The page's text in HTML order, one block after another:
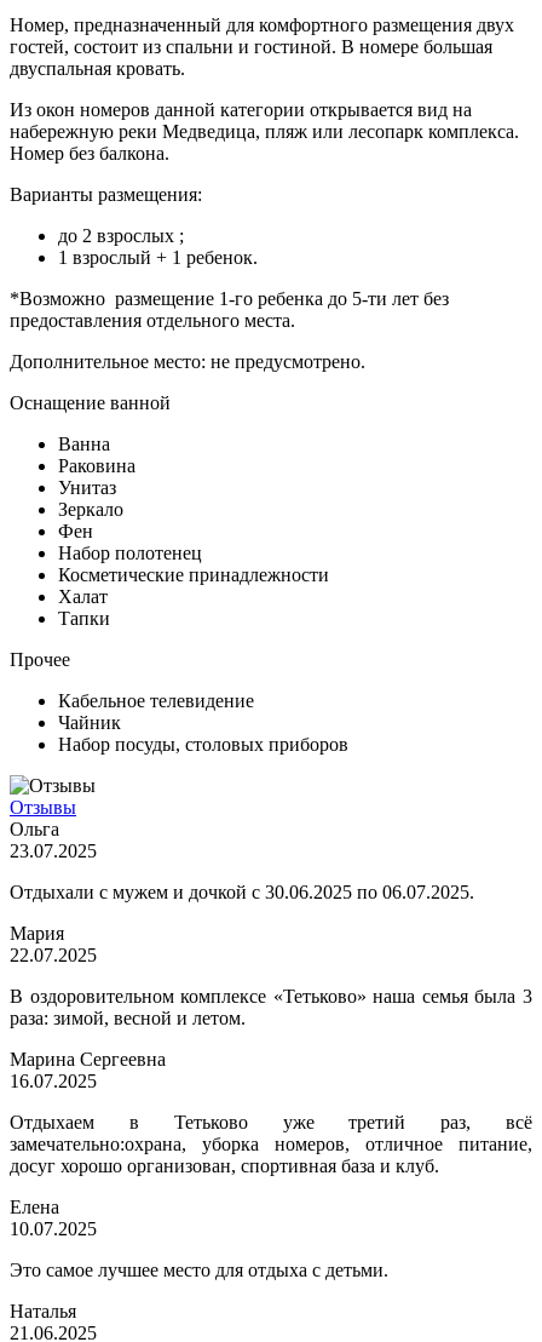
Номер, предназначенный для комфортного размещения двух
гостей, состоит из спальни и гостиной. В номере большая
двуспальная кровать.
Из окон номеров данной категории открывается вид на
набережную реки Медведица, пляж или лесопарк комплекса.
Номер без балкона.
Варианты размещения:
до 2 взрослых ;
1 взрослый + 1 ребенок.
*Возможно размещение 1-го ребенка до 5-ти лет без
предоставления отдельного места.
Дополнительное место: не предусмотрено.
Оснащение ванной
Ванна
Раковина
Унитаз
Зеркало
Фен
Набор полотенец
Косметические принадлежности
Халат
Тапки
Прочее
Кабельное телевидение
Чайник
Набор посуды, столовых приборов
Отзывы
Ольга
23.07.2025
Отдыхали с мужем и дочкой с 30.06.2025 по 06.07.2025.
Мария
22.07.2025
В оздоровительном комплексе «Тетьково» наша семья была 3
раза: зимой, весной и летом.
Марина Сергеевна
16.07.2025
Отдыхаем в Тетьково уже третий раз, всё
замечательно:охрана, уборка номеров, отличное питание,
досуг хорошо организован, спортивная база и клуб.
Елена
10.07.2025
Это самое лучшее место для отдыха с детьми.
Наталья
21.06.2025